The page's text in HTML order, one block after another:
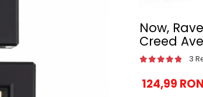
Now,
Creed
3
124,99 RON